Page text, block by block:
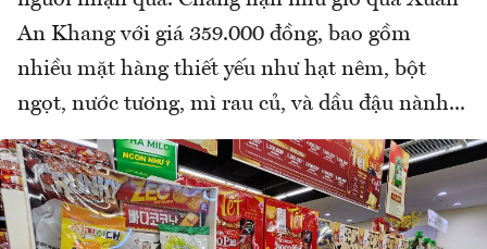
An Khang với giá 359.000 đồng, bao gồm
nhiều mặt hàng thiết yếu như hạt nêm, bột
ngọt, nước tương, mì rau củ, và dầu đậu nành...